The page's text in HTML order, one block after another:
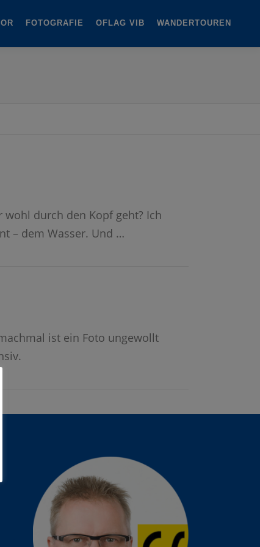
FOTOGRAFIE OFLAG VIB WANDERTOUREN
durch den Kopf geht? Ich
– dem Wasser. Und …
ist ein Foto ungewollt